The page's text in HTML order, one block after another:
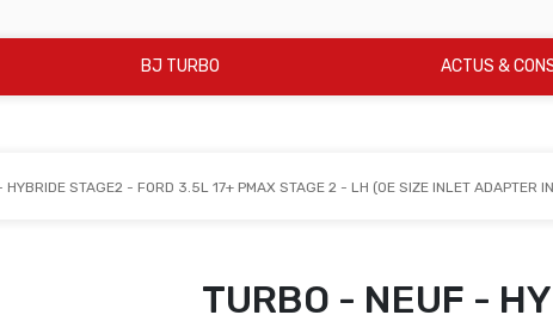
BJ TURBO ACTUS &
HYBRIDE STAGE2 - FORD 3.5L 17+ PMAX STAGE 2 - LH (OE SIZE INLET ADAPTER
TURBO - NEUF -